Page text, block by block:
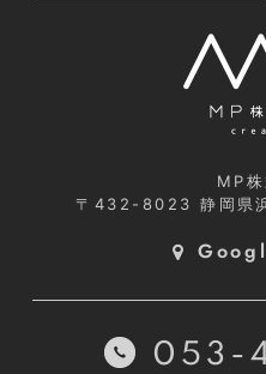
MP
〒432-8023静岡県
053-